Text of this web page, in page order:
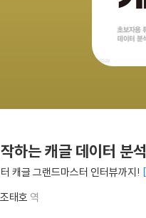
하는 캐글 데이터 분석
캐글 그랜드마스터 인터뷰까지!
조태호 역